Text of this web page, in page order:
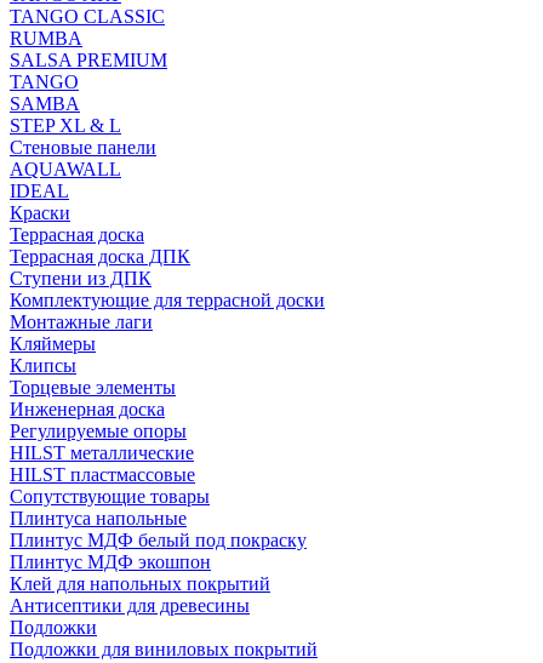
TANGO CLASSIC
RUMBA
SALSA PREMIUM
TANGO
SAMBA
STEP XL & L
Стеновые панели
AQUAWALL
IDEAL
Краски
Террасная доска
Террасная доска ДПК
Ступени из ДПК
Комплектующие для террасной доски
Монтажные лаги
Кляймеры
Клипсы
Торцевые элементы
Инженерная доска
Регулируемые опоры
HILST металлические
HILST пластмассовые
Сопутствующие товары
Плинтуса напольные
Плинтус МДФ белый под покраску
Плинтус МДФ экошпон
Клей для напольных покрытий
Антисептики для древесины
Подложки
Подложки для виниловых покрытий